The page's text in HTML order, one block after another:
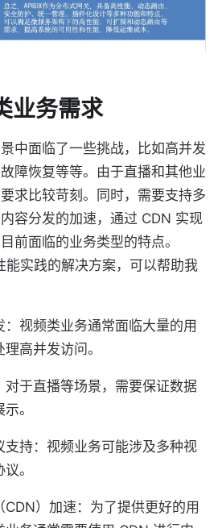
业务需求
中面临了一些挑战，比如高并发
障恢复等等。由于直播和其他业
求比较苛刻。同时，需要支持多
容分发的加速，通过 CDN 实现
前面临的业务类型的特点。
能实践的解决方案，可以帮助我
：视频类业务通常面临大量的用
高并发访问。
对于直播等场景，需要保证数据
。
支持：视频业务可能涉及多种视
。
CDN）加速：为了提供更好的用